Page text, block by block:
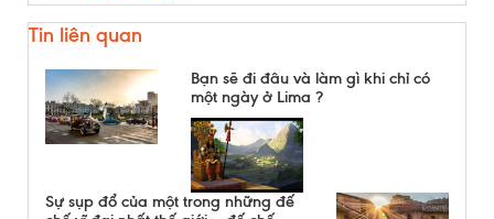
Tin liên quan
Bạn sẽ đi đâu và làm gì khi chỉ có
một ngày ở Lima ?
Sự sụp đổ của một trong những đế